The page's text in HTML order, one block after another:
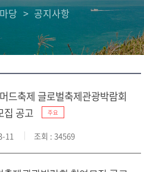
당 공지사항
드축제 글로벌축제관광박람회
집 공고
주요
11 조회 : 34569